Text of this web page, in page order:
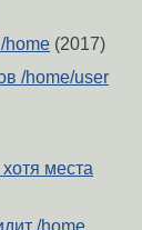
home (2017)
/home/user
места
/home